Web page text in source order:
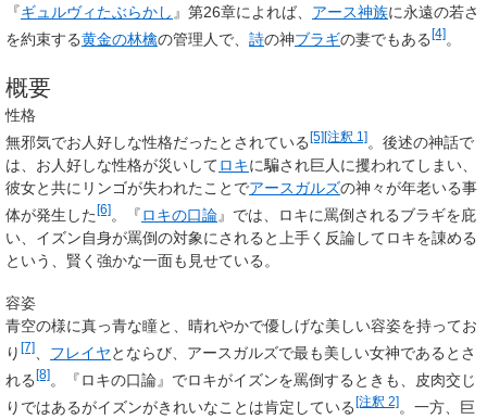
『ギュルヴィたぶらかし 』第26章によれば、 アース神族に永遠の若さ
を約束する黄金の林檎の管理人で、 詩の神ブラギの妻でもある [4] 。
概要
性格
無邪気でお人好しな性格だったとされている [5][注釈 1] 。後述の神話で
は、お人好しな性格が災いしてロキに騙され巨人に攫われてしまい、
彼女と共にリンゴが失われたことでアースガルズの神々が年老いる事
体が発生した [6] 。『ロキの口論』では、ロキに罵倒されるブラギを庇
い、イズン自身が罵倒の対象にされると上手く反論してロキを諌める
という、賢く強かな一面も見せている。
容姿
青空の様に真っ青な瞳と、晴れやかで優しげな美しい容姿を持ってお
り [7] フレイヤとならび、アースガルズで最も美しい女神であるとさ
れる[8]。『ロキの口論』でロキがイズンを罵倒するときも、皮肉交じ
りではあるがイズンがきれいなことは肯定している[注釈 2]。一方、巨